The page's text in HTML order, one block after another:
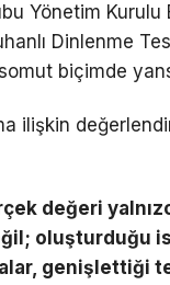
Yönetim Kurulu
Dinlenme
somut biçimde
ilişkin
değeri
oluşturduğu
genişlettiği